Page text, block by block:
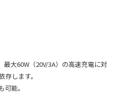
大60W（20V/3A）の高速充電に対
します。
能。